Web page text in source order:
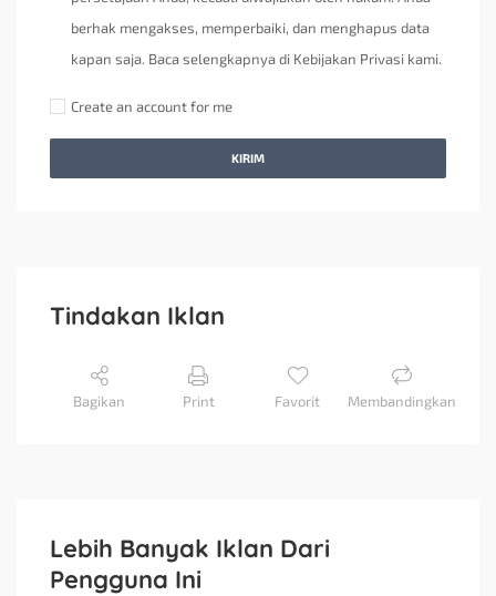
berhak mengakses, memperbaiki, dan menghapus data
kapan saja. Baca selengkapnya di Kebijakan Privasi kami.
Create an account for me
KIRIM
Tindakan Iklan
Bagikan Print Favorit Membandingkan
Lebih Banyak Iklan Dari
Pengguna Ini